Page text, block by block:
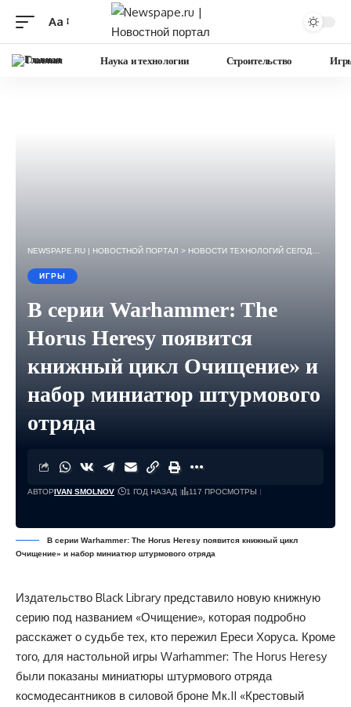
Изменение
Aa
Главная Наука и технологии Строительство
NEWSPAPE.RU | НОВОСТНОЙ ПОРТАЛ > НОВОСТИ ТЕХНОЛОГИЙ СЕГОДНЯ — ИГРЫ, НАУКА, ГАДЖЕТЫ, БИЗНЕС.
ИГРЫ
В серии Warhammer: The
Horus Heresy появится
книжный цикл Очищение» и
набор миниатюр штурмового
отряда
АВТОРIVAN SMOLNOV 1 ГОД НАЗАД 117 ПРОСМОТРЫ
В серии Warhammer: The Horus Heresy появится книжный цикл
Очищение» и набор миниатюр штурмового отряда
Издательство Black Library представило новую книжную
серию под названием «Очищение», которая подробно
расскажет о судьбе тех, кто пережил Ереси Хоруса. Кроме
того, для настольной игры Warhammer: The Horus Heresy
были показаны миниатюры штурмового отряда
космодесантников в силовой броне Мк.II «Крестовый